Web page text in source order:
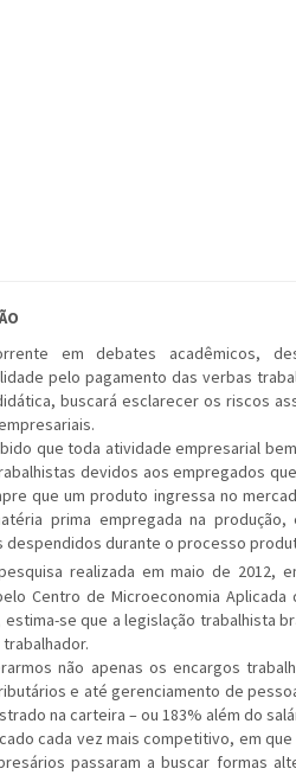
em debates acadêmicos,
pelo pagamento das verbas
buscará esclarecer os riscos
toda atividade empresarial bem
devidos aos empregados
que um produto ingressa no
prima empregada na
despendidos durante o processo
realizada em maio de 2012,
Centro de Microeconomia Aplicada
estima-se que a legislação
não apenas os encargos
e até gerenciamento de
na carteira – ou 183% além do
cada vez mais competitivo, em
passaram a buscar formas